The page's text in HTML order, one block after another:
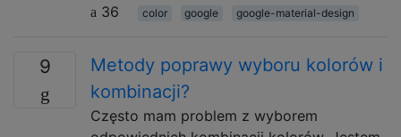
36
color google google-material-design
9
Metody poprawy wyboru kolorów i
kombinacji?
Często mam problem z wyborem